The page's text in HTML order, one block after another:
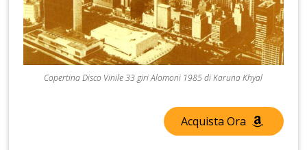
Copertina Disco Vinile 33 giri Alomoni 1985 di Karuna Khyal
Acquista Ora